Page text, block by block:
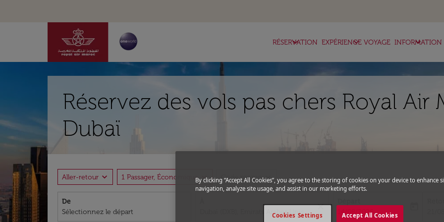
RÉSERVATION
keyboard_arrow_down EXPÉRIENCE VOYAGE
keyboard_arrow_down INFORMATION
keyboard_arrow_down
Réservez des vols pas chers Royal Air
Dubaï
Aller-retour expand_more 1 Passager, Économiqueexpand_more Code promo expand_more
De
close
fc-booking-departure-date-aria-
14/08/2026
fc-
By clicking “Accept All Cookies”, you agree to the storing of cookies on your device to enhance
navigation, analyze site usage, and assist in our marketing efforts.
Accept All Cookies
Cookies Settings